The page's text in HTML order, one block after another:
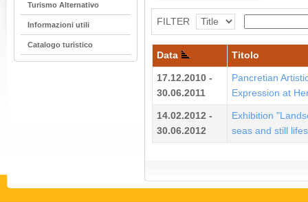
Turismo Alternativo
Informazioni utili
Catalogo turistico
FILTER
Data Titolo
17.12.2010 -
30.06.2011
Pancretian
Expression at
14.02.2012 -
30.06.2012
Exhibition
seas and still